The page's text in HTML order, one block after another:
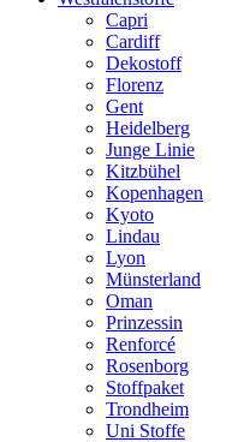
Capri
Cardiff
Dekostoff
Florenz
Gent
Heidelberg
Junge Linie
Kitzbühel
Kopenhagen
Kyoto
Lindau
Lyon
Münsterland
Oman
Prinzessin
Renforcé
Rosenborg
Stoffpaket
Trondheim
Uni Stoffe